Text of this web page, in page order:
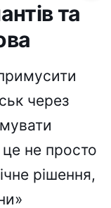
та
через
це не просто
рішення,